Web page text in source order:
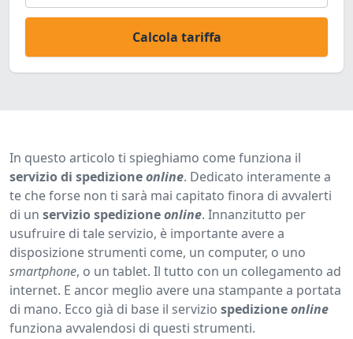
Calcola tariffa
In questo articolo ti spieghiamo come funziona il
servizio di spedizioneonline. Dedicato interamente a
te che forse non ti sarà mai capitato finora di avvalerti
di un servizio spedizioneonline. Innanzitutto per
usufruire di tale servizio, è importante avere a
disposizione strumenti come, un computer, o uno
smartphone, o un tablet. Il tutto con un collegamento ad
internet. E ancor meglio avere una stampante a portata
di mano. Ecco già di base il servizio spedizioneonline
funziona avvalendosi di questi strumenti.